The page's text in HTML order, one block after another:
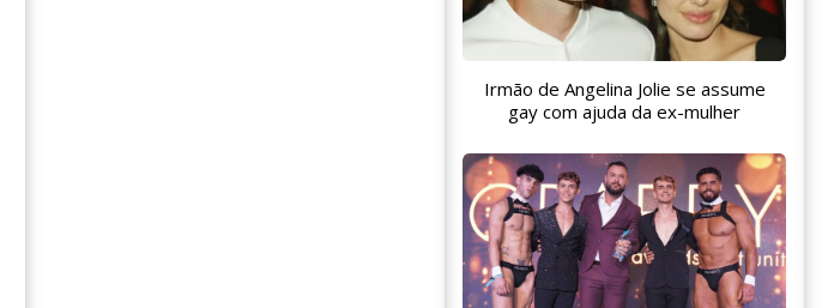
Irmão de Angelina Jolie se assume
gay com ajuda da ex-mulher